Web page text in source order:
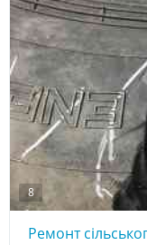
8
Ремонт